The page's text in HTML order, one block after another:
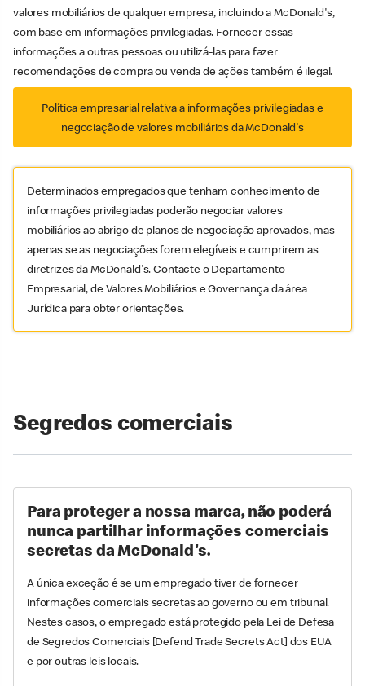
valores mobiliários de qualquer empresa, incluindo a McDonald's,
com base em informações privilegiadas. Fornecer essas
informações a outras pessoas ou utilizá-las para fazer
recomendações de compra ou venda de ações também é ilegal.
Política empresarial relativa a informações privilegiadas e
negociação de valores mobiliários da McDonald's
Determinados empregados que tenham conhecimento de
informações privilegiadas poderão negociar valores
mobiliários ao abrigo de planos de negociação aprovados, mas
apenas se as negociações forem elegíveis e cumprirem as
diretrizes da McDonald's. Contacte o Departamento
Empresarial, de Valores Mobiliários e Governança da área
Jurídica para obter orientações.
Segredos comerciais
Para proteger a nossa marca, não poderá
nunca partilhar informações comerciais
secretas da McDonald's.
A única exceção é se um empregado tiver de fornecer
informações comerciais secretas ao governo ou em tribunal.
Nestes casos, o empregado está protegido pela Lei de Defesa
de Segredos Comerciais [Defend Trade Secrets Act] dos EUA
e por outras leis locais.